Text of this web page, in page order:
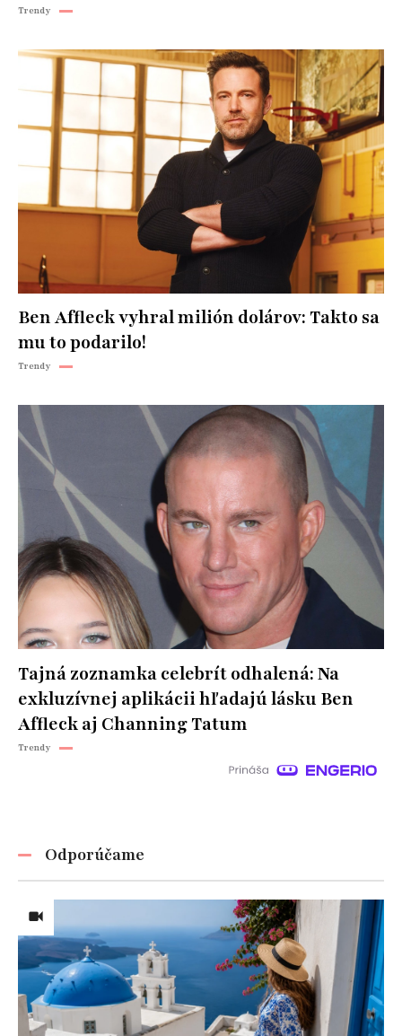
Trendy
Ben Affleck vyhral milión dolárov: Takto sa
mu to podarilo!
Trendy
Tajná zoznamka celebrít odhalená: Na
exkluzívnej aplikácii hľadajú lásku Ben
Affleck aj Channing Tatum
Trendy
Odporúčame